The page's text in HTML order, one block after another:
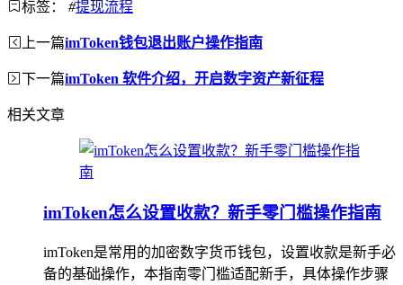
标签： #提现流程
上一篇imToken钱包退出账户操作指南
下一篇imToken 软件介绍，开启数字资产新征程
相关文章
imToken怎么设置收款？新手零门槛操作指南
imToken是常用的加密数字货币钱包，设置收款是新手必
备的基础操作，本指南零门槛适配新手，具体操作步骤